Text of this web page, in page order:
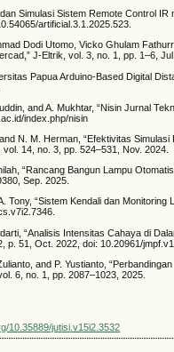
Simulasi Sistem Remote Control
artificial.3.1.2025.523.
Dodi Utomo, Vicko Ghulam
J-Eltrik, vol. 3, no. 1, pp. 1–6,
Papua Arduino-Based Digital
and A. Mukhtar, “Nisin Jurnal
index.php/nisin
N. M. Herman, “Efektivitas
vol. 14, no. 3, pp. 524–531, Nov. 2024.
“Rancang Bangun Lampu
Sep. 2025.
Tony, “Sistem Kendali dan
“Analisis Intensitas Cahaya di
p. 51, Oct. 2022, doi: 10.20961/
and P. Yustianto,
6, no. 1, pp. 2087–1023, 2025.
10.35889/jutisi.v15i2.3532